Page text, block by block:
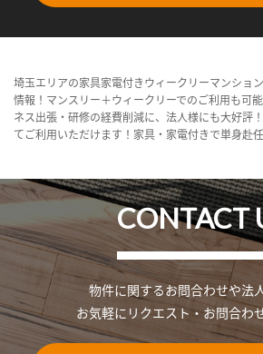
埼玉エリアの家具家電付きウィークリーマンショ
情報！マンスリー＋ウィークリーでのご利用も可
ネス出張・研修の経費削減に、法人様にも大好評
てご利用いただけます！家具・家電付きで単身赴任
CONTACT
物件に関するお問合わせや法
お気軽にリクエスト・お問合わ